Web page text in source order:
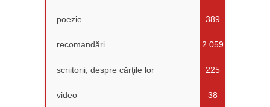
poezie 389
recomandări 2.059
scriitorii, despre cărţile lor 225
video 38